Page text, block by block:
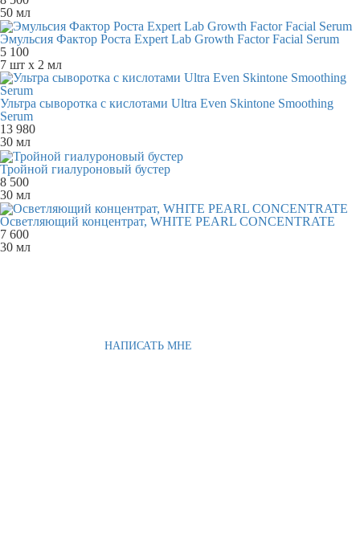
50 мл
Эмульсия Фактор Роста Expert Lab Growth Factor Facial Serum
5 100
7 шт х 2 мл
Ультра сыворотка с кислотами Ultra Even Skintone Smoothing
Serum
13 980
30 мл
Тройной гиалуроновый бустер
8 500
30 мл
Осветляющий концентрат, WHITE PEARL CONCENTRATE
7 600
30 мл
НАПИСАТЬ МНЕ